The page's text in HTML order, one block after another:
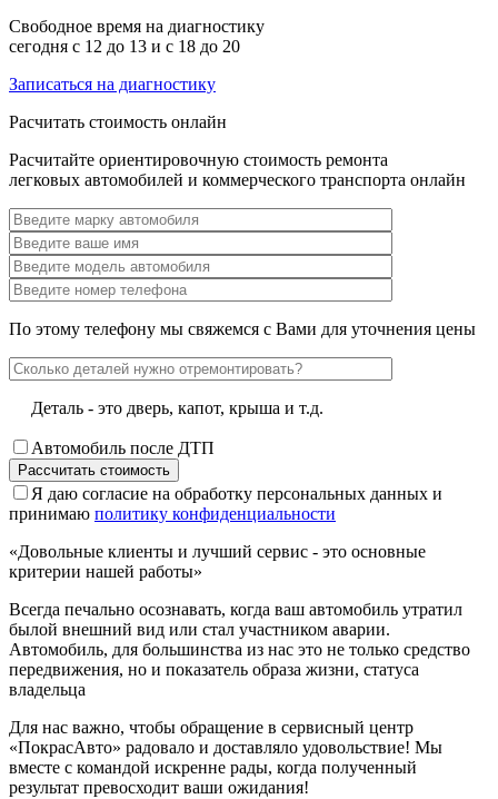
Свободное время на диагностику
сегодня с 12 до 13 и с 18 до 20
Записаться на диагностику
Расчитать стоимость онлайн
Расчитайте ориентировочную стоимость ремонта
легковых автомобилей и коммерческого транспорта онлайн
По этому телефону мы свяжемся с Вами для уточнения цены
Деталь - это дверь, капот, крыша и т.д.
Автомобиль после ДТП
Я даю согласие на обработку персональных данных и
принимаю политику конфиденциальности
«Довольные клиенты и лучший сервис - это основные
критерии нашей работы»
Всегда печально осознавать, когда ваш автомобиль утратил
былой внешний вид или стал участником аварии.
Автомобиль, для большинства из нас это не только средство
передвижения, но и показатель образа жизни, статуса
владельца
Для нас важно, чтобы обращение в сервисный центр
«ПокрасАвто» радовало и доставляло удовольствие! Мы
вместе с командой искренне рады, когда полученный
результат превосходит ваши ожидания!